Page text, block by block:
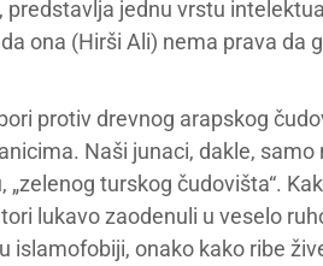
jednu vrstu
ona (Hirši Ali) nema prava da
protiv drevnog arapskog
Naši junaci, dakle, samo
turskog čudovišta“.
lukavo zaodenuli u veselo
islamofobiji, onako kako ribe